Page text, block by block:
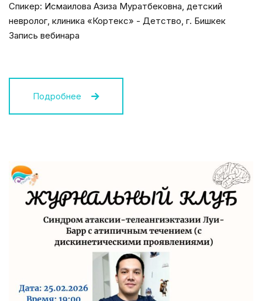
Спикер: Исмаилова Азиза Муратбековна, детский
невролог, клиника «Кортекс» - Детство, г. Бишкек
Запись вебинара
Подробнее